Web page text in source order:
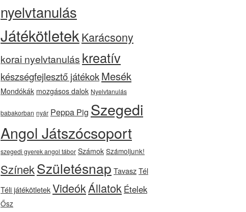
nyelvtanulás
JátékötletekKarácsony
korai nyelvtanulás kreatív
készségfejlesztő játékokMesék
Mondókák mozgásos dalok Nyelvtanulás
babakorban nyár Peppa Pig Szegedi
Angol Játszócsoport
szegedi gyerek angol tábor Számok Számoljunk!
SzínekSzületésnap TavaszTél
Téli játékötletekVideókÁllatok Ételek
Ősz